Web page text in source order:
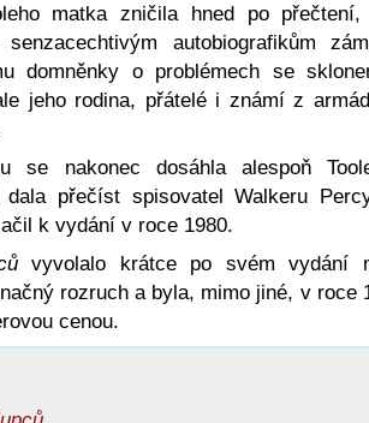
matka zničila hned po
autobiografikům
domněnky o problémech se
jeho rodina, přátelé i známí z
se nakonec dosáhla alespoň
přečíst spisovatel Walkeru
k vydání v roce 1980.
vyvolalo krátce po svém vydání
rozruch a byla, mimo jiné, v roce
cenou.